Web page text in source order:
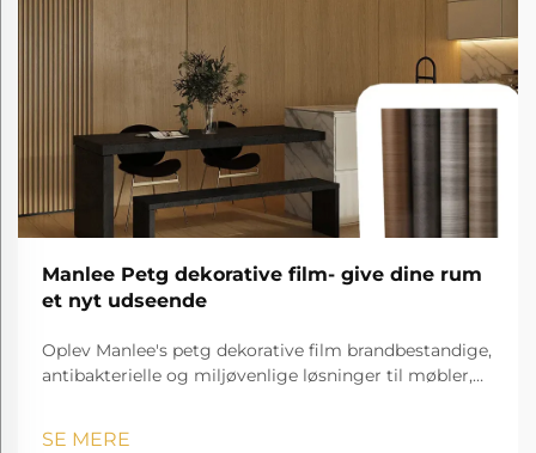
Manlee Petg dekorative film- give dine rum
et nyt udseende
Oplev Manlee's petg dekorative film brandbestandige,
antibakterielle og miljøvenlige løsninger til møbler,
SE MERE